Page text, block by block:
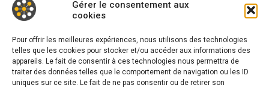
Gérer le consentement aux
cookies
Pour offrir les meilleures expériences, nous utilisons des technologies
telles que les cookies pour stocker et/ou accéder aux informations des
appareils. Le fait de consentir à ces technologies nous permettra de
traiter des données telles que le comportement de navigation ou les ID
uniques sur ce site. Le fait de ne pas consentir ou de retirer son
informatiques. Retrouvez des tribunes, des solutions, les
nouveautés, des retours d'utilisateurs, des évènements, des
livres blancs et les nominations du secteur. Retrouvez toutes
L’actu du B2B